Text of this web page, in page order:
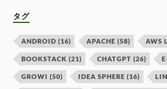
タグ
ANDROID (16) APACHE (58) AWS
BOOKSTACK (21) CHATGPT (26)
GROWI (50) IDEA SPHERE (16)